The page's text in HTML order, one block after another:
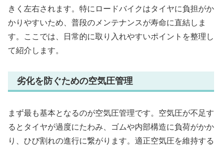
きく左右されます。特にロードバイクはタイヤに負担がか
かりやすいため、普段のメンテナンスが寿命に直結しま
す。ここでは、日常的に取り入れやすいポイントを整理し
て紹介します。
劣化を防ぐための空気圧管理
まず最も基本となるのが空気圧管理です。空気圧が不足す
るとタイヤが過度にたわみ、ゴムや内部構造に負荷がかか
り、ひび割れの進行に繋がります。適正空気圧を維持する